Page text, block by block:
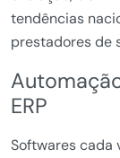
tendências
prestadores de
ERP
Softwares cada